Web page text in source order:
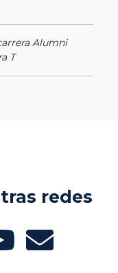
Alumni
T
redes